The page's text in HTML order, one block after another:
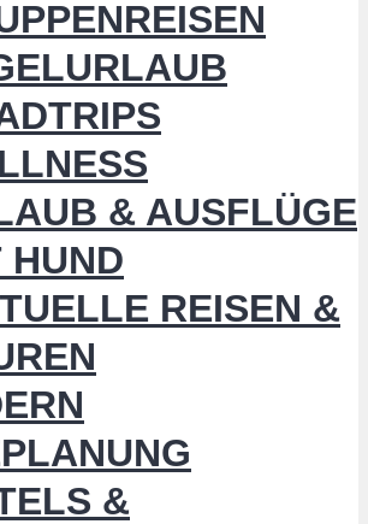
& AUSFLÜGE
HUND
REISEN &
&